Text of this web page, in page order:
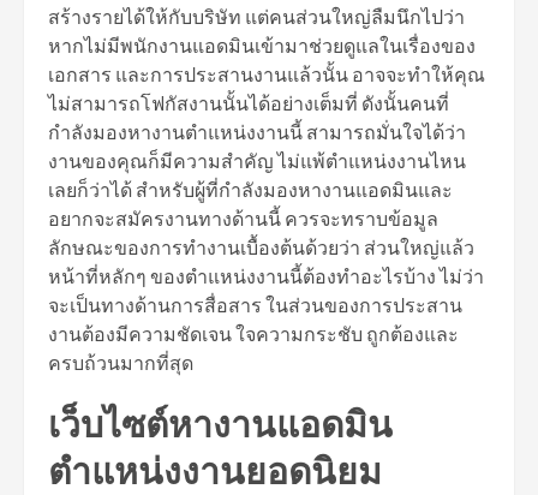
สร้างรายได้ให้กับบริษัท แต่คนส่วนใหญ่ลืมนึกไปว่า
หากไม่มีพนักงานแอดมินเข้ามาช่วยดูแลในเรื่องของ
เอกสาร และการประสานงานแล้วนั้น อาจจะทำให้คุณ
ไม่สามารถโฟกัสงานนั้นได้อย่างเต็มที่ ดังนั้นคนที่
กำลังมองหางานตำแหน่งงานนี้ สามารถมั่นใจได้ว่า
งานของคุณก็มีความสำคัญ ไม่แพ้ตำแหน่งงานไหน
เลยก็ว่าได้ สำหรับผู้ที่กำลังมองหางานแอดมินและ
อยากจะสมัครงานทางด้านนี้ ควรจะทราบข้อมูล
ลักษณะของการทำงานเบื้องต้นด้วยว่า ส่วนใหญ่แล้ว
หน้าที่หลักๆ ของตำแหน่งงานนี้ต้องทำอะไรบ้าง ไม่ว่า
จะเป็นทางด้านการสื่อสาร ในส่วนของการประสาน
งานต้องมีความชัดเจน ใจความกระชับ ถูกต้องและ
ครบถ้วนมากที่สุด
เว็บไซต์หางานแอดมิน
ตำแหน่งงานยอดนิยม